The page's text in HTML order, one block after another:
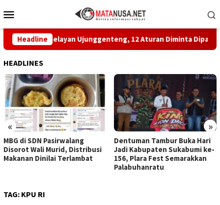
ke
Mobile
Headline
Nelayan Ujunggenteng, 12 Aturan Diminta Dipatuhi
HEADLINES
« »
MBG di SDN Pasirwalang
Disorot Wali Murid, Distribusi
Makanan Dinilai Terlambat
Dentuman Tambur Buka Hari
Jadi Kabupaten Sukabumi ke-
156, Plara Fest Semarakkan
Palabuhanratu
TAG: KPU RI